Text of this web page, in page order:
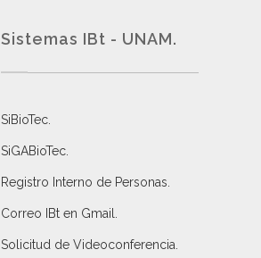
Sistemas IBt - UNAM.
SiBioTec
SiGABioTec.
Registro Interno de Personas
Correo IBt en Gmail
Solicitud de Videoconferencia.